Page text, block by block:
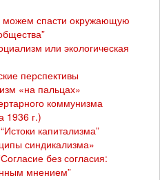
спасти окружающую
или экологическая
перспективы
«на пальцах»
коммунизма
1936 г.)
капитализма”
синдикализма»
без согласия:
мнением”